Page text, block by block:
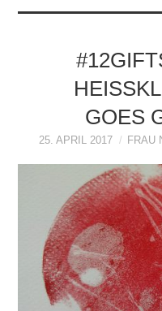
MITTWOCHSMIX
FREEBOOKS &
TUTORIALS
WORKSHOPS
OES
25. APRIL 2017 FRAU